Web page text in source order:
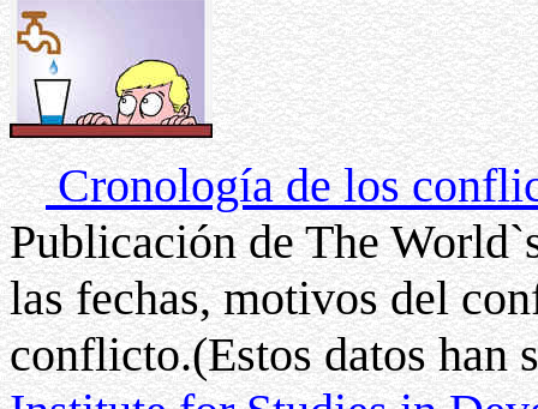
Cronología de los
Publicación de The
las fechas, motivos del
conflicto.(Estos datos han